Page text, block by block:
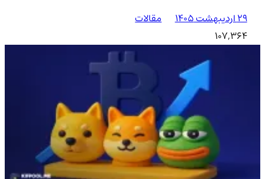
۲۹ اردیبهشت ۱۴۰۵
مقالات
107,364